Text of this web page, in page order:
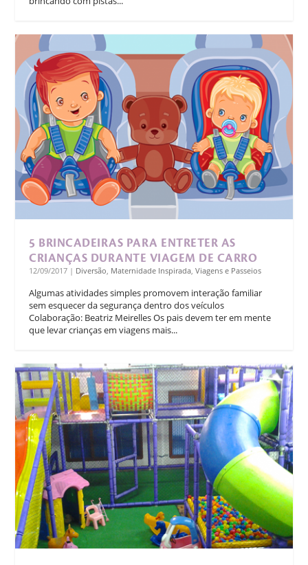
5 BRINCADEIRAS PARA ENTRETER AS
CRIANÇAS DURANTE VIAGEM DE CARRO
12/09/2017 | Diversão Maternidade Inspirada ,Viagens e Passeios
Algumas atividades simples promovem interação familiar
sem esquecer da segurança dentro dos veículos
Colaboração: Beatriz Meirelles Os pais devem ter em mente
que levar crianças em viagens mais...